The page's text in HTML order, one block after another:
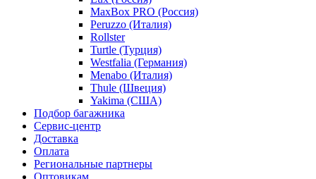
MaxBox PRO (Россия)
Peruzzo (Италия)
Rollster
Turtle (Турция)
Westfalia (Германия)
Menabo (Италия)
Thule (Швеция)
Yakima (США)
Подбор багажника
Сервис-центр
Доставка
Оплата
Региональные партнеры
Оптовикам